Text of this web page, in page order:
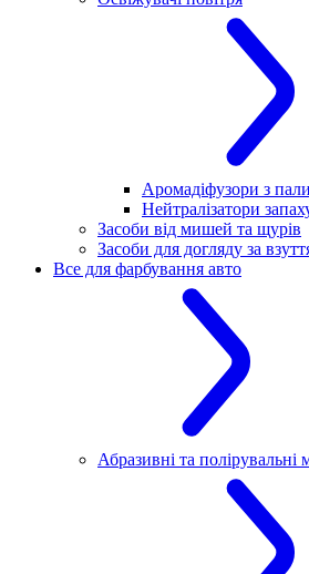
Аромадіфузори з
Нейтралізатори
Засоби від мишей та щурів
Засоби для догляду за
Все для фарбування авто
Абразивні та полірувальні